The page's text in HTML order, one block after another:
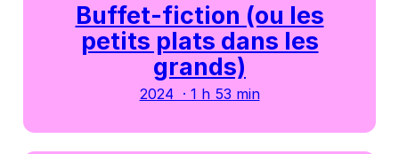
Buffet-fiction (ou les
petits plats dans les
grands)
2024 · 1 h 53 min